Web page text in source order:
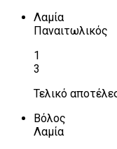
Λαμία
Παναιτωλικός
1
3
Τελικό
Βόλος
Λαμία